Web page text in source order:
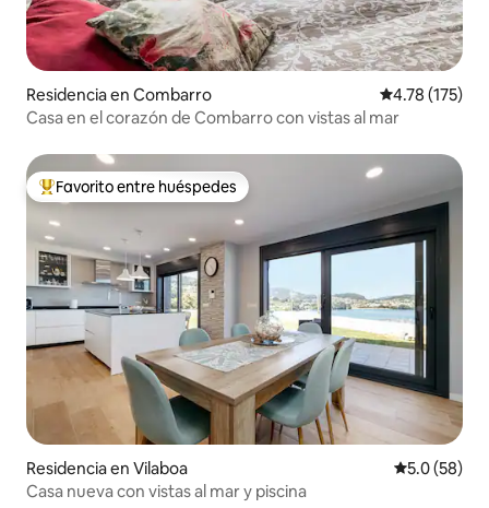
Residencia en Combarro Calificación
4.78 (175)
Casa en el corazón de Combarro con vistas al mar
De los mejores en Favorito entre huéspedes
Favorito entre huéspedes
Residencia en Vilaboa Calificación
5.0 (58)
Casa nueva con vistas al mar y piscina